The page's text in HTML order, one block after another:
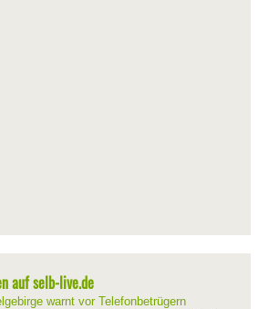
auf selb-live.de
warnt vor Telefonbetrügern